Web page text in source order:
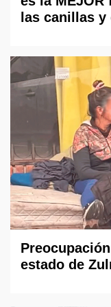
las canillas
estado de